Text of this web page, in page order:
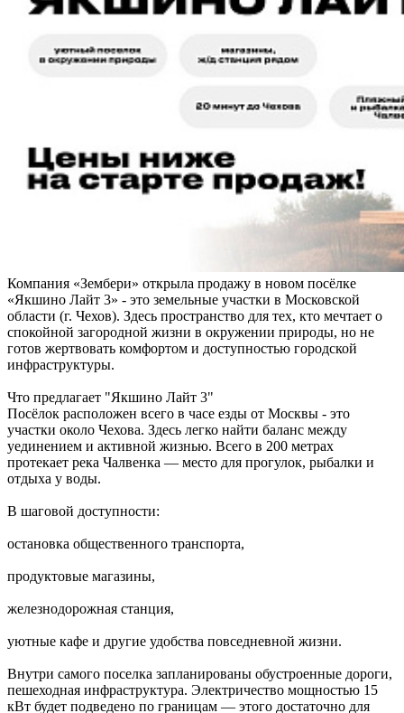
Компания «Зембери» открыла продажу в новом посёлке
«Якшино Лайт 3» - это земельные участки в Московской
области (г. Чехов). Здесь пространство для тех, кто мечтает о
спокойной загородной жизни в окружении природы, но не
готов жертвовать комфортом и доступностью городской
инфраструктуры.
Что предлагает "Якшино Лайт 3"
Посёлок расположен всего в часе езды от Москвы - это
участки около Чехова. Здесь легко найти баланс между
уединением и активной жизнью. Всего в 200 метрах
протекает река Чалвенка — место для прогулок, рыбалки и
отдыха у воды.
В шаговой доступности:
остановка общественного транспорта,
продуктовые магазины,
железнодорожная станция,
уютные кафе и другие удобства повседневной жизни.
Внутри самого поселка запланированы обустроенные дороги,
пешеходная инфраструктура. Электричество мощностью 15
кВт будет подведено по границам — этого достаточно для